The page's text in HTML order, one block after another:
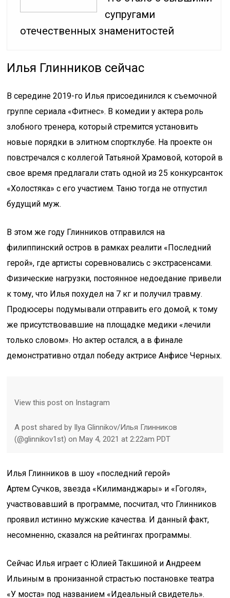
супругами
отечественных знаменитостей
Илья Глинников сейчас
В середине 2019-го Илья присоединился к съемочной
группе сериала «Фитнес». В комедии у актера роль
злобного тренера, который стремится установить
новые порядки в элитном спортклубе. На проекте он
повстречался с коллегой Татьяной Храмовой, которой в
свое время предлагали стать одной из 25 конкурсанток
«Холостяка» с его участием. Таню тогда не отпустил
будущий муж.
В этом же году Глинников отправился на
филиппинский остров в рамках реалити «Последний
герой», где артисты соревновались с экстрасенсами.
Физические нагрузки, постоянное недоедание привели
к тому, что Илья похудел на 7 кг и получил травму.
Продюсеры подумывали отправить его домой, к тому
же присутствовавшие на площадке медики «лечили
только словом». Но актер остался, а в финале
демонстративно отдал победу актрисе Анфисе Черных.
View this post on Instagram
A post shared by Ilya Glinnikov/Илья Глинников
(@glinnikov1st) on May 4, 2021 at 2:22am PDT
Илья Глинников в шоу «последний герой»
Артем Сучков, звезда «Килиманджары» и «Гоголя»,
участвовавший в программе, посчитал, что Глинников
проявил истинно мужские качества. И данный факт,
несомненно, сказался на рейтингах программы.
Сейчас Илья играет с Юлией Такшиной и Андреем
Ильиным в пронизанной страстью постановке театра
«У моста» под названием «Идеальный свидетель».